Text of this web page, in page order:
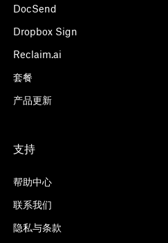
DocSend
Dropbox Sign
Reclaim.ai
套餐
产品更新
支持
帮助中心
联系我们
隐私与条款